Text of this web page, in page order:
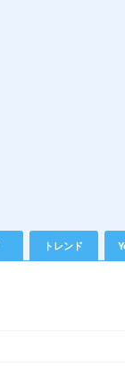
トレンド